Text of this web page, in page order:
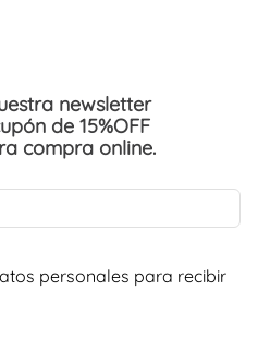
newsletter
de 15%OFF
compra online.